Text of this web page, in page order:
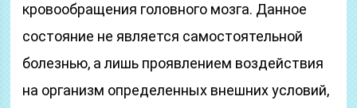
кровообращения головного мозга. Данное
состояние не является самостоятельной
болезнью, а лишь проявлением воздействия
на организм определенных внешних условий,